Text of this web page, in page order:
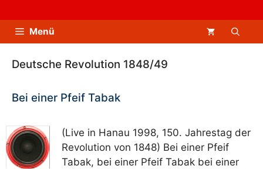
Inhalt
springenMenü
Deutsche Revolution 1848/49
Bei einer Pfeif Tabak
(Live in Hanau 1998, 150. Jahrestag der
Revolution von 1848) Bei einer Pfeif
Tabak, bei einer Pfeif Tabak bei einer